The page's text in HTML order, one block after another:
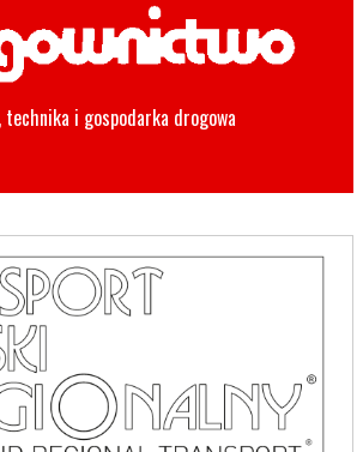
technika i gospodarka drogowa